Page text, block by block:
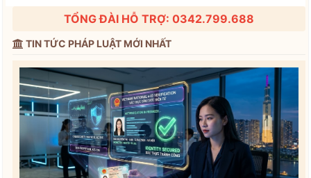
TỔNG ĐÀI HỖ TRỢ: 0342.799.688
TIN TỨC PHÁP LUẬT MỚI NHẤT